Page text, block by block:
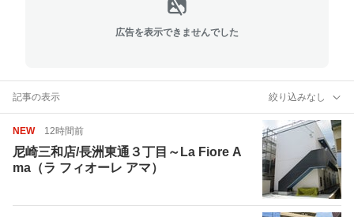
広告を表示できませんでした
記事の表示 絞り込みなし
NEW 12時間前
尼崎三和店/長洲東通３丁目～La Fiore A
ma（ラ フィオーレ アマ）